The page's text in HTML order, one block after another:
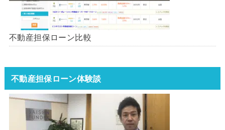
不動産担保ローン比較
不動産担保ローン体験談